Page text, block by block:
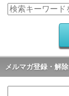
メルマガ登録・解除